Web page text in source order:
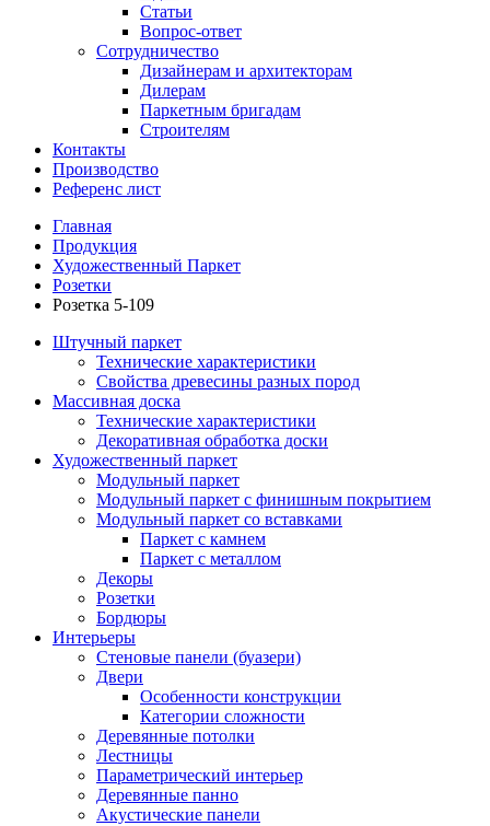
Статьи
Вопрос-ответ
Сотрудничество
Дизайнерам и архитекторам
Дилерам
Паркетным бригадам
Строителям
Контакты
Производство
Референс лист
Главная
Продукция
Художественный Паркет
Розетки
Розетка 5-109
Штучный паркет
Технические характеристики
Свойства древесины разных пород
Массивная доска
Технические характеристики
Декоративная обработка доски
Художественный паркет
Модульный паркет
Модульный паркет с финишным покрытием
Модульный паркет со вставками
Паркет с камнем
Паркет с металлом
Декоры
Розетки
Бордюры
Интерьеры
Стеновые панели (буазери)
Двери
Особенности конструкции
Категории сложности
Деревянные потолки
Лестницы
Параметрический интерьер
Деревянные панно
Акустические панели